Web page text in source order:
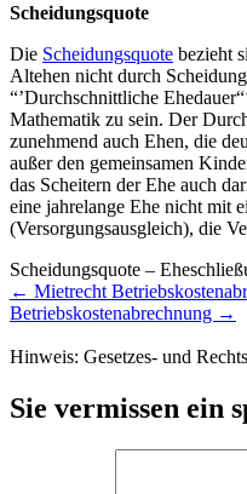
Scheidungsquote
Die Scheidungsquote bezieht
Altehen nicht durch
“’Durchschnittliche
Mathematik zu sein. Der
zunehmend auch Ehen, die
außer den gemeinsamen
das Scheitern der Ehe auch
eine jahrelange Ehe nicht mit
(Versorgungsausgleich), die
Scheidungsquote –
Weitere
Meldungen
← Mietrecht
Betriebskostenabrechnung →
Hinweis: Gesetzes- und
Sie vermissen ein